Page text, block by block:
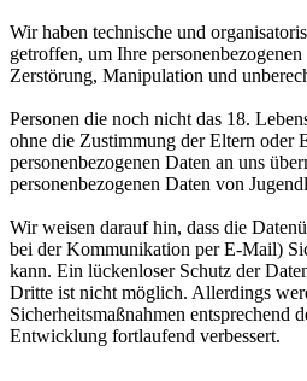
Wir haben technische und
getroffen, um Ihre
Zerstörung, Manipulation und
Personen die noch nicht das 18.
ohne die Zustimmung der Eltern oder
personenbezogenen Daten an uns
personenbezogenen Daten von
Wir weisen darauf hin, dass die
bei der Kommunikation per E-Mail)
kann. Ein lückenloser Schutz der
Dritte ist nicht möglich. Allerdings
Sicherheitsmaßnahmen entsprechend
Entwicklung fortlaufend verbessert.